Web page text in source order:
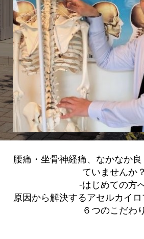
腰痛・坐骨神経痛、なかなか
ていませんか？
-はじめての方
原因から解決するアセルカイ
６つのこだわり